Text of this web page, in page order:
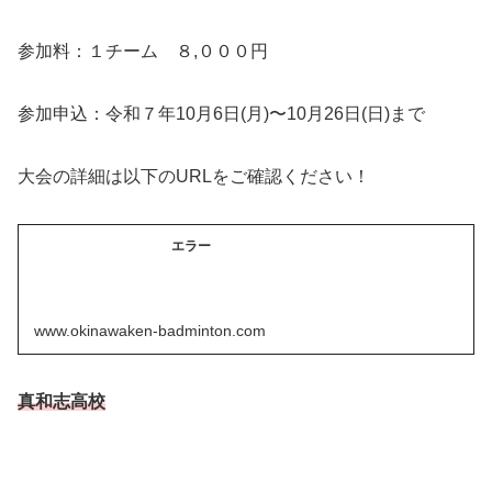
参加料：１チーム ８,０００円
参加申込：令和７年10月6日(月)〜10月26日(日)まで
大会の詳細は以下のURLをご確認ください！
エラー
www.okinawaken-badminton.com
真和志高校